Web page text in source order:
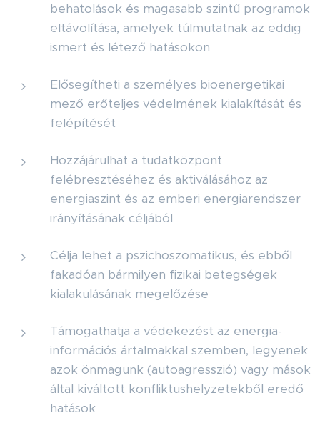
behatolások és magasabb szintű programok
eltávolítása, amelyek túlmutatnak az eddig
ismert és létező hatásokon
Elősegítheti a személyes bioenergetikai
mező erőteljes védelmének kialakítását és
felépítését
Hozzájárulhat a tudatközpont
felébresztéséhez és aktiválásához az
energiaszint és az emberi energiarendszer
irányításának céljából
Célja lehet a pszichoszomatikus, és ebből
fakadóan bármilyen fizikai betegségek
kialakulásának megelőzése
Támogathatja a védekezést az energia-
információs ártalmakkal szemben, legyenek
azok önmagunk (autoagresszió) vagy mások
által kiváltott konfliktushelyzetekből eredő
hatások